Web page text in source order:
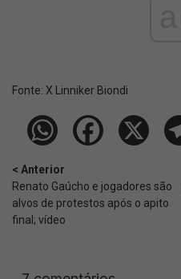
Fonte: X Linniker Biondi
< Anterior
Renato Gaúcho e jogadores são
alvos de protestos após o apito
final; vídeo